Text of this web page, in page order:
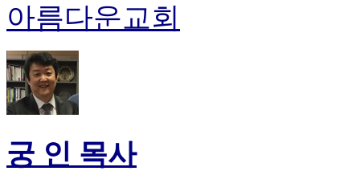
아름다운교회
궁 인 목사